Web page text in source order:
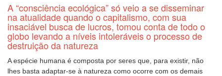
A “consciência ecológica” só veio a se disseminar
na atualidade quando o capitalismo, com sua
insaciável busca de lucros, tomou conta de todo o
globo levando a níveis intoleráveis o processo de
destruição da natureza
A espécie humana é composta por seres que, para existir, não
lhes basta adaptar-se à natureza como ocorre com os demais